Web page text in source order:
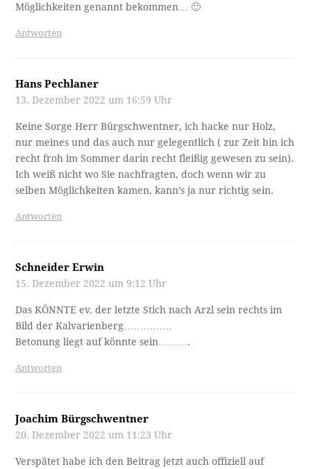
Möglichkeiten genannt bekommen… 🙂
Antworten
Hans Pechlaner
13. Dezember 2022 um 16:59 Uhr
Keine Sorge Herr Bürgschwentner, ich hacke nur Holz,
nur meines und das auch nur gelegentlich ( zur Zeit bin ich
recht froh im Sommer darin recht fleißig gewesen zu sein).
Ich weiß nicht wo Sie nachfragten, doch wenn wir zu
selben Möglichkeiten kamen, kann’s ja nur richtig sein.
Antworten
Schneider Erwin
15. Dezember 2022 um 9:12 Uhr
Das KÖNNTE ev. der letzte Stich nach Arzl sein rechts im
Bild der Kalvarienberg……………
Betonung liegt auf könnte sein……….
Antworten
Joachim Bürgschwentner
20. Dezember 2022 um 11:23 Uhr
Verspätet habe ich den Beitrag jetzt auch offiziell auf